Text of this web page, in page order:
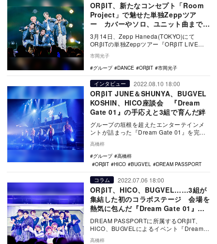
ORβIT、新たなコンセプト「Room
Project」で魅せた単独Zeppツア
ー カバーやソロ、ユニット曲まで充
実のステージをレポート
3月14日、Zepp Haneda(TOKYO)にて
ORβITの単独Zeppツアー『ORβIT LIVE
ROOM TOUR 2…
市岡光子
グループ
DANCE ORβIT 市岡光子
インタビュー 2022.08.10 18:00
ORβIT JUNE＆SHUNYA、BUGVEL
KOSHIN、HICO座談会 『Dream
Gate 01』の手応えと3組で育んだ絆
グループの垣根を超えたエンターテインメ
ントが詰まった『Dream Gate 01』を完走
した、DREAM PASSPORT所属の…
高橋梓
グループ
高橋梓
ORβIT
HICO BUGVEL DREAM PASSPORT
コラム 2022.07.06 18:00
ORβIT、HICO、BUGVEL……3組が
集結した初のコラボステージ 会場を
熱気に包んだ『Dream Gate 01』最
終公演
DREAM PASSPORTに所属するORβIT、
HICO、BUGVELによるイベント『Dream
Gate 01』が、6月30…
高橋梓